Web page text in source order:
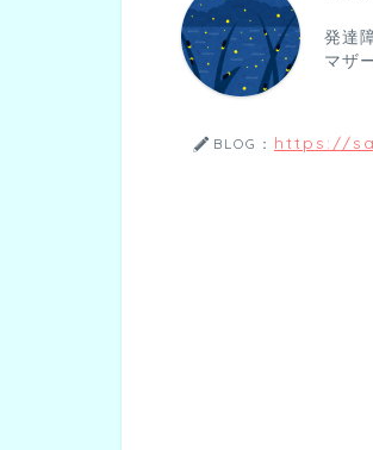
発達
マザ
BLOG： https://